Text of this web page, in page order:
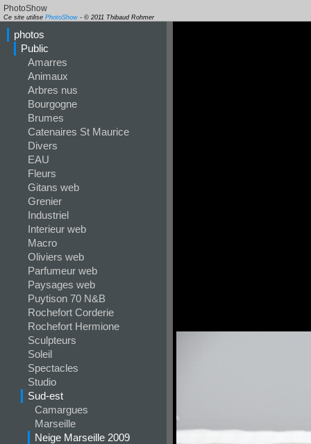
PhotoShow
Ce site utilise PhotoShow - © 2011 Thibaud Rohmer
photos
Public
Amarres
Animaux
Arbres nus
Bourgogne
Brumes
Catenaires St Maurice
Divers
EAU
Fleurs
Gitans web
Grenier
Industriel
Interieur web
Macro
Oliviers web
Parfumeur web
Paysages web
Puytison 70 N&B
Rochefort Corderie
Rochefort Hermione
Sculpteurs
Soleil
Spectacles
Studio
Sud-est
Camargues
Marseille
Neige Marseille 2009